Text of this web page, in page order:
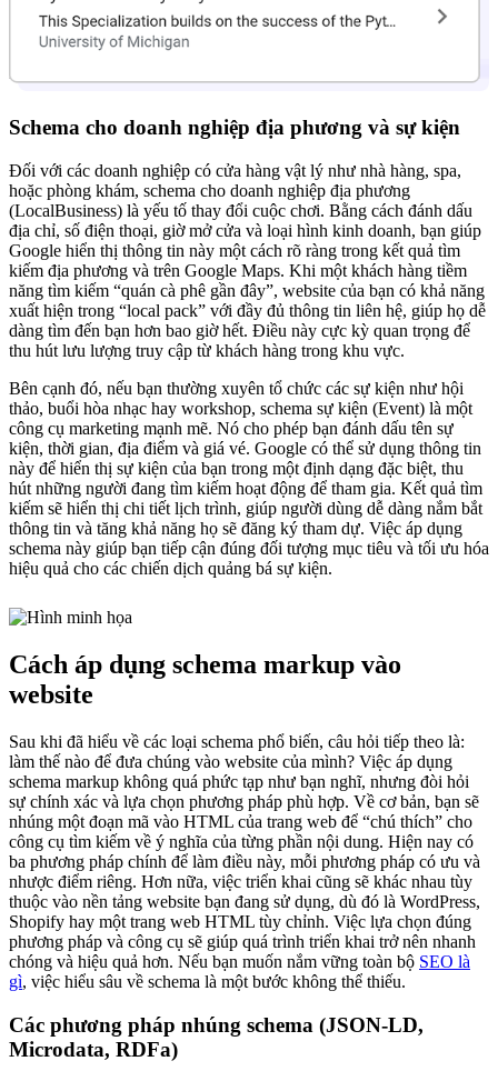
Schema cho doanh nghiệp địa phương và sự kiện
Đối với các doanh nghiệp có cửa hàng vật lý như nhà hàng, spa,
hoặc phòng khám, schema cho doanh nghiệp địa phương
(LocalBusiness) là yếu tố thay đổi cuộc chơi. Bằng cách đánh dấu
địa chỉ, số điện thoại, giờ mở cửa và loại hình kinh doanh, bạn giúp
Google hiển thị thông tin này một cách rõ ràng trong kết quả tìm
kiếm địa phương và trên Google Maps. Khi một khách hàng tiềm
năng tìm kiếm “quán cà phê gần đây”, website của bạn có khả năng
xuất hiện trong “local pack” với đầy đủ thông tin liên hệ, giúp họ dễ
dàng tìm đến bạn hơn bao giờ hết. Điều này cực kỳ quan trọng để
thu hút lưu lượng truy cập từ khách hàng trong khu vực.
Bên cạnh đó, nếu bạn thường xuyên tổ chức các sự kiện như hội
thảo, buổi hòa nhạc hay workshop, schema sự kiện (Event) là một
công cụ marketing mạnh mẽ. Nó cho phép bạn đánh dấu tên sự
kiện, thời gian, địa điểm và giá vé. Google có thể sử dụng thông tin
này để hiển thị sự kiện của bạn trong một định dạng đặc biệt, thu
hút những người đang tìm kiếm hoạt động để tham gia. Kết quả tìm
kiếm sẽ hiển thị chi tiết lịch trình, giúp người dùng dễ dàng nắm bắt
thông tin và tăng khả năng họ sẽ đăng ký tham dự. Việc áp dụng
schema này giúp bạn tiếp cận đúng đối tượng mục tiêu và tối ưu hóa
hiệu quả cho các chiến dịch quảng bá sự kiện.
Cách áp dụng schema markup vào
website
Sau khi đã hiểu về các loại schema phổ biến, câu hỏi tiếp theo là:
làm thế nào để đưa chúng vào website của mình? Việc áp dụng
schema markup không quá phức tạp như bạn nghĩ, nhưng đòi hỏi
sự chính xác và lựa chọn phương pháp phù hợp. Về cơ bản, bạn sẽ
nhúng một đoạn mã vào HTML của trang web để “chú thích” cho
công cụ tìm kiếm về ý nghĩa của từng phần nội dung. Hiện nay có
ba phương pháp chính để làm điều này, mỗi phương pháp có ưu và
nhược điểm riêng. Hơn nữa, việc triển khai cũng sẽ khác nhau tùy
thuộc vào nền tảng website bạn đang sử dụng, dù đó là WordPress,
Shopify hay một trang web HTML tùy chỉnh. Việc lựa chọn đúng
phương pháp và công cụ sẽ giúp quá trình triển khai trở nên nhanh
chóng và hiệu quả hơn. Nếu bạn muốn nắm vững toàn bộ SEO là
gì, việc hiểu sâu về schema là một bước không thể thiếu.
Các phương pháp nhúng schema (JSON-LD,
Microdata, RDFa)